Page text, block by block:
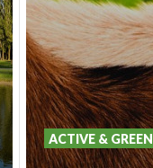
ACTIVE & GREEN